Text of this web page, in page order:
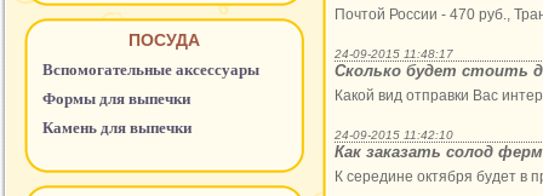
ПОСУДА
Вспомогательные аксессуары
Формы для выпечки
Камень для выпечки
Почтой России - 470 руб.,
24-09-2015 11:48:17
Сколько будет стоить
Какой вид отправки Вас
24-09-2015 11:42:10
Как заказать солод
К середине октября будет в